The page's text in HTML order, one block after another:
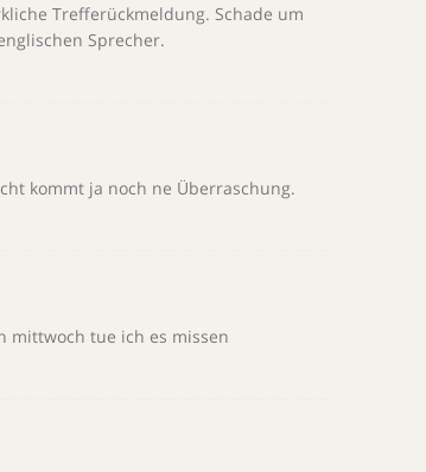
Trefferückmeldung. Schade um
Sprecher.
kommt ja noch ne Überraschung.
mittwoch tue ich es missen